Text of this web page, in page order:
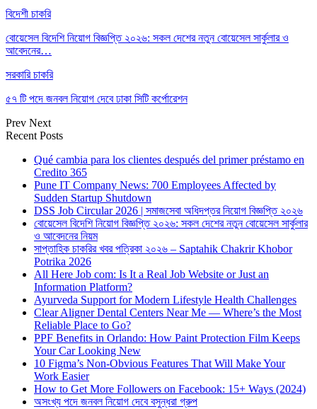
বিদেশী চাকরি
বোয়েসেল বিদেশি নিয়োগ বিজ্ঞপ্তি ২০২৬: সকল দেশের নতুন বোয়েসেল সার্কুলার ও
আবেদনের…
সরকারি চাকরি
৫৭ টি পদে জনবল নিয়োগ দেবে ঢাকা সিটি কর্পোরেশন
Prev Next
Recent Posts
Qué cambia para los clientes después del primer préstamo en
Credito 365
Pune IT Company News: 700 Employees Affected by
Sudden Startup Shutdown
DSS Job Circular 2026 | সমাজসেবা অধিদপ্তর নিয়োগ বিজ্ঞপ্তি ২০২৬
বোয়েসেল বিদেশি নিয়োগ বিজ্ঞপ্তি ২০২৬: সকল দেশের নতুন বোয়েসেল সার্কুলার
ও আবেদনের নিয়ম
সাপ্তাহিক চাকরির খবর পত্রিকা ২০২৬ – Saptahik Chakrir Khobor
Potrika 2026
All Here Job com: Is It a Real Job Website or Just an
Information Platform?
Ayurveda Support for Modern Lifestyle Health Challenges
Clear Aligner Dental Centers Near Me — Where’s the Most
Reliable Place to Go?
PPF Benefits in Orlando: How Paint Protection Film Keeps
Your Car Looking New
10 Figma’s Non-Obvious Features That Will Make Your
Work Easier
How to Get More Followers on Facebook: 15+ Ways (2024)
অসংখ্য পদে জনবল নিয়োগ দেবে বসুন্ধরা গ্রুপ